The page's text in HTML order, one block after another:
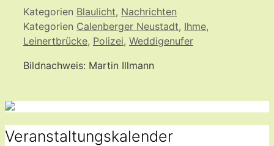
Kategorien Blaulicht, Nachrichten
Kategorien Calenberger Neustadt, Ihme,
Leinertbrücke, Polizei, Weddigenufer
Bildnachweis: Martin Illmann
Veranstaltungskalender